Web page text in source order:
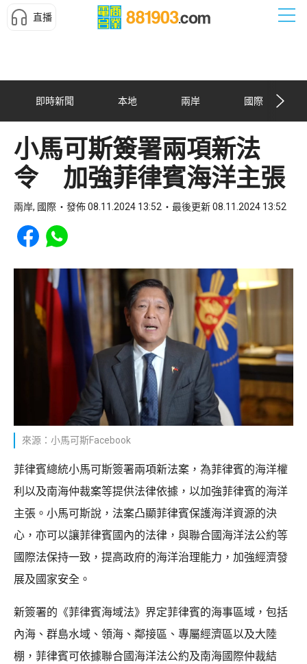
直播
即時新聞 本地 兩岸 國際
小馬可斯簽署兩項新法
令 加強菲律賓海洋主張
兩岸, 國際 發佈 08.11.2024 13:52 最後更新 08.11.2024 13:52
Share to Facebook
Share to WhatsApp
來源：小馬可斯Facebook
菲律賓總統小馬可斯簽署兩項新法案，為菲律賓的海洋權
利以及南海仲裁案等提供法律依據，以加強菲律賓的海洋
主張。小馬可斯說，法案凸顯菲律賓保護海洋資源的決
心，亦可以讓菲律賓國內的法律，與聯合國海洋法公約等
國際法保持一致，提高政府的海洋治理能力，加強經濟發
展及國家安全。
新簽署的《菲律賓海域法》界定菲律賓的海事區域，包括
內海、群島水域、領海、鄰接區、專屬經濟區以及大陸
棚，菲律賓可依據聯合國海洋法公約及南海國際仲裁結